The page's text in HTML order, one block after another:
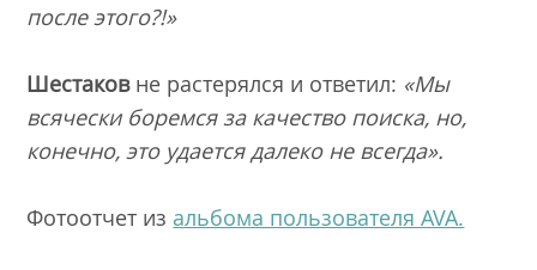
после этого?!»
Шестаков не растерялся и ответил: «Мы
всячески боремся за качество поиска, но,
конечно, это удается далеко не всегда».
Фотоотчет из альбома пользователя AVA.